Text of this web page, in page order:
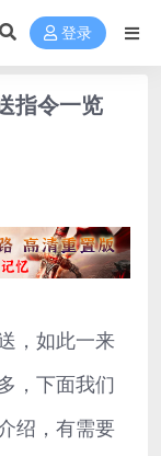
登录
指令一览
，如此一来
，下面我们
绍，有需要